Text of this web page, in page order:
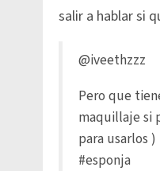
salir a hablar si
@iveethzzz
Pero que
maquillaje si
para usarlos )
#esponja